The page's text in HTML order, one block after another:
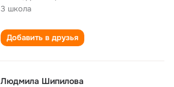
3 школа
Добавить в друзья
Людмила Шипилова